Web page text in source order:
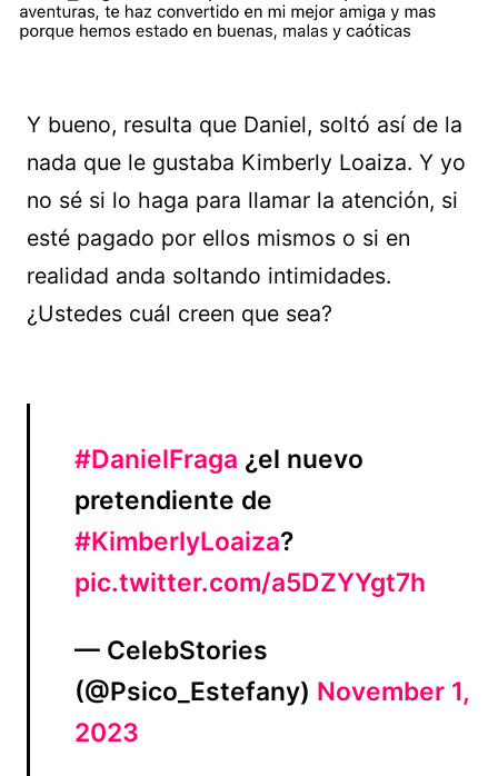
Y bueno, resulta que Daniel, soltó así de la
nada que le gustaba Kimberly Loaiza. Y yo
no sé si lo haga para llamar la atención, si
esté pagado por ellos mismos o si en
realidad anda soltando intimidades.
¿Ustedes cuál creen que sea?
#DanielFraga ¿el nuevo
pretendiente de
#KimberlyLoaiza?
pic.twitter.com/a5DZYYgt7h
— CelebStories
(@Psico_Estefany) November 1,
2023